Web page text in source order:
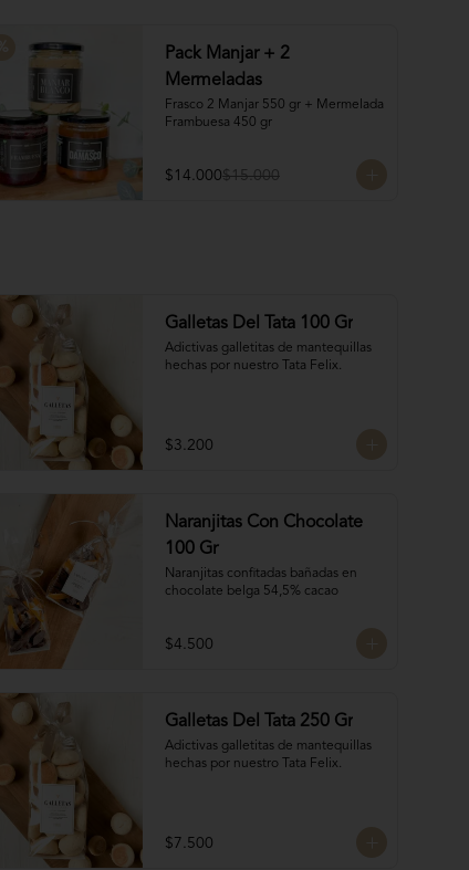
crocante de barquillos y chocolate
Pack Manjar + 2
Mermeladas
Frasco 2 Manjar 550 gr + Mermelada
Frambuesa 450 gr
$14.000$15.000
Galletas Del Tata 100 Gr
Adictivas galletitas de mantequillas
hechas por nuestro Tata Felix.
$3.200
Naranjitas Con Chocolate
100 Gr
Naranjitas confitadas bañadas en
chocolate belga 54,5% cacao
$4.500
Galletas Del Tata 250 Gr
Adictivas galletitas de mantequillas
hechas por nuestro Tata Felix.
$7.500